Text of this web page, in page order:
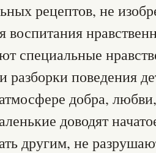
рецептов, не
воспитания
специальные
разборки поведения
добра,
доводят
другим, не